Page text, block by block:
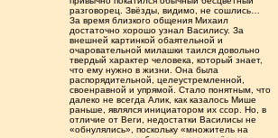
разговорец. Звёзды, видимо, не сошлись…
За время близкого общения Михаил
достаточно хорошо узнал Василису. За
внешней картинкой обаятельной и
очаровательной милашки таился довольно
твердый характер человека, который знает,
что ему нужно в жизни. Она была
распорядительной, целеустремленной,
своенравной и упрямой. Стало понятным, что
далеко не всегда Алик, как казалось Мише
раньше, являлся инициатором их ссор. Но, в
отличие от Веги, недостатки Василисы не
«обнулялись», поскольку «множитель на